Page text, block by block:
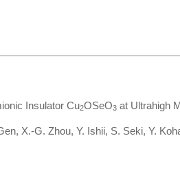
Insulator Cu2OSeO3at Ultrahigh
X.-G. Zhou, Y. Ishii, S. Seki, Y.